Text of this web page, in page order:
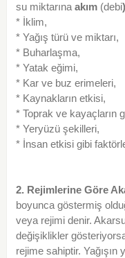
su miktarına akım(debi)
* İklim,
* Yağış türü ve miktarı,
* Buharlaşma,
* Yatak eğimi,
* Kar ve buz erimeleri,
* Kaynakların etkisi,
* Toprak ve kayaçların
* Yeryüzü şekilleri,
* İnsan etkisi gibi
2. Rejimlerine Göre
boyunca göstermiş
veya rejimi denir.
değişiklikler
rejime sahiptir. Yağışın